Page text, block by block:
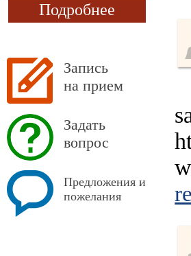
Подробнее
Запись
на прием
Задать
вопрос
Предложения и
пожелания